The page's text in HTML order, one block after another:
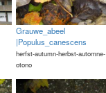
Grauwe_abeel
|Populus_canescens
herfst-autumn-herbst-automne-
otono